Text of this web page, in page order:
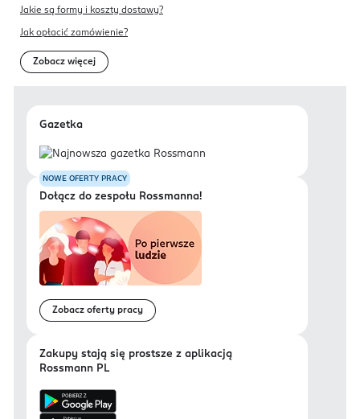
Jakie są formy i koszty dostawy?
Jak opłacić zamówienie?
Zobacz więcej
Gazetka
NOWE OFERTY PRACY
Dołącz do zespołu Rossmanna!
Zobacz oferty pracy
Zakupy stają się prostsze z aplikacją
Rossmann PL